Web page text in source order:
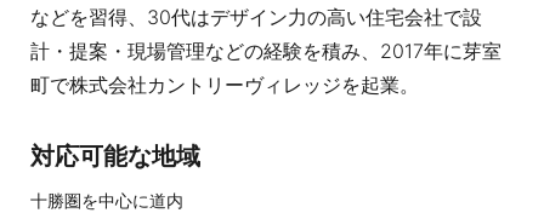
などを習得、30代はデザイン力の高い住宅会社で設
計・提案・現場管理などの経験を積み、2017年に芽室
町で株式会社カントリーヴィレッジを起業。
対応可能な地域
十勝圏を中心に道内